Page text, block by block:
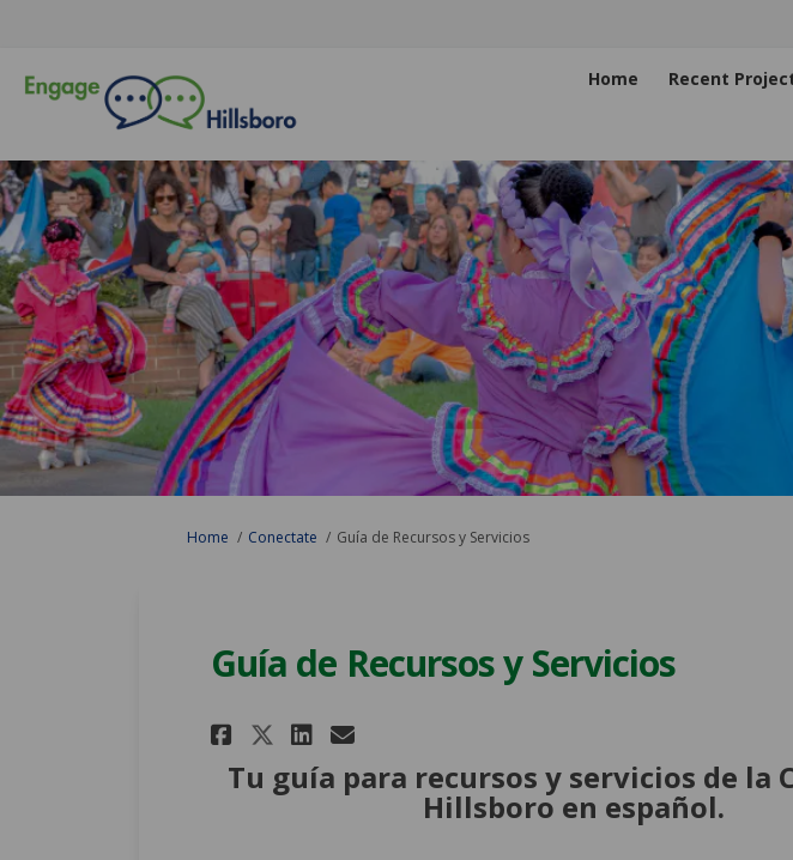
Home Recent
You are here:
Home Conectate Guía de Recursos y Servicios
Guía de Recursos y Servicios
Share Guía de Recursos y Servicios
Share Guía de Recursos y
Share Guía de Recursos y
Email Guía de Recursos y
Tu guía para recursos y servicios de la
Hillsboro en español.